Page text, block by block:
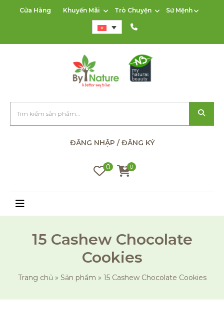
Cửa Hàng Khuyến Mãi Trò Chuyện Sứ Mệnh
ĐĂNG NHẬP / ĐĂNG KÝ
0 0
15 Cashew Chocolate
Cookies
Trang chủ » Sản phẩm » 15 Cashew Chocolate Cookies